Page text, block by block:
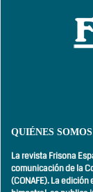
QUIÉNES SOMOS
La revista Frisona
comunicación de la
(CONAFE). La